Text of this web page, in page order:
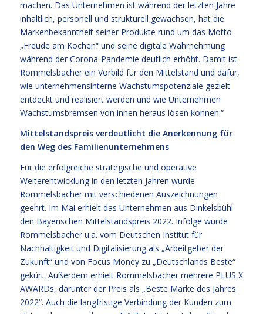
machen. Das Unternehmen ist während der letzten Jahre
inhaltlich, personell und strukturell gewachsen, hat die
Markenbekanntheit seiner Produkte rund um das Motto
„Freude am Kochen“ und seine digitale Wahrnehmung
während der Corona-Pandemie deutlich erhöht. Damit ist
Rommelsbacher ein Vorbild für den Mittelstand und dafür,
wie unternehmensinterne Wachstumspotenziale gezielt
entdeckt und realisiert werden und wie Unternehmen
Wachstumsbremsen von innen heraus lösen können.“
Mittelstandspreis verdeutlicht die Anerkennung für
den Weg des Familienunternehmens
Für die erfolgreiche strategische und operative
Weiterentwicklung in den letzten Jahren wurde
Rommelsbacher mit verschiedenen Auszeichnungen
geehrt. Im Mai erhielt das Unternehmen aus Dinkelsbühl
den Bayerischen Mittelstandspreis 2022. Infolge wurde
Rommelsbacher u.a. vom Deutschen Institut für
Nachhaltigkeit und Digitalisierung als „Arbeitgeber der
Zukunft“ und von Focus Money zu „Deutschlands Beste“
gekürt. Außerdem erhielt Rommelsbacher mehrere PLUS X
AWARDs, darunter der Preis als „Beste Marke des Jahres
2022“. Auch die langfristige Verbindung der Kunden zum